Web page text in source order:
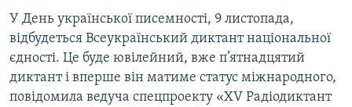
пошуку
ІНТЕРВ'Ю
ВСЕ ЗА ДЕНЬ
СПЕЦПРОЕКТИ
ДЕПОРТАЦІЯ
У День української писемності, 9 листопада,
відбудеться Всеукраїнський диктант національної
єдності. Це буде ювілейний, вже п’ятнадцятий
диктант і вперше він матиме статус міжнародного,
повідомила ведуча спецпроекту «XV Радіодиктант